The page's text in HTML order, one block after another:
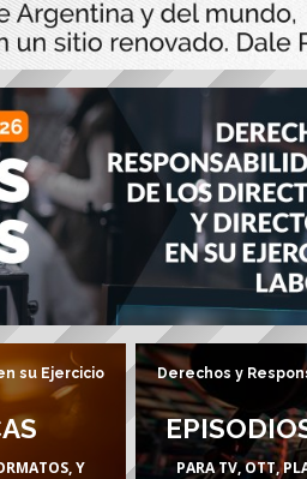
su Ejercicio
Y
Derechos y
PARA TV, OTT,